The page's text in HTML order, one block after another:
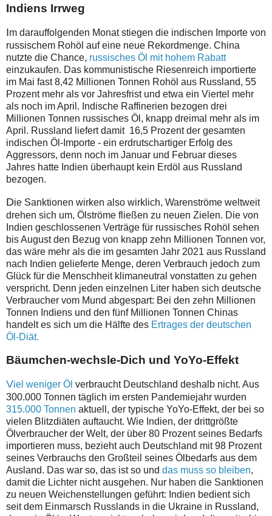
Indiens Irrweg
Im darauffolgenden Monat stiegen die indischen Importe von
russischem Rohöl auf eine neue Rekordmenge. China
nutzte die Chance, russisches Öl mit hohem Rabatt
einzukaufen. Das kommunistische Riesenreich importierte
im Mai fast 8,42 Millionen Tonnen Rohöl aus Russland, 55
Prozent mehr als vor Jahresfrist und etwa ein Viertel mehr
als noch im April. Indische Raffinerien bezogen drei
Millionen Tonnen russisches Öl, knapp dreimal mehr als im
April. Russland liefert damit 16,5 Prozent der gesamten
indischen Öl-Importe - ein erdrutschartiger Erfolg des
Aggressors, denn noch im Januar und Februar dieses
Jahres hatte Indien überhaupt kein Erdöl aus Russland
bezogen.
Die Sanktionen wirken also wirklich, Warenströme weltweit
drehen sich um, Ölströme fließen zu neuen Zielen. Die von
Indien geschlossenen Verträge für russisches Rohöl sehen
bis August den Bezug von knapp zehn Millionen Tonnen vor,
das wäre mehr als die im gesamten Jahr 2021 aus Russland
nach Indien gelieferte Menge, deren Verbrauch jedoch zum
Glück für die Menschheit klimaneutral vonstatten zu gehen
verspricht. Denn jeden einzelnen Liter haben sich deutsche
Verbraucher vom Mund abgespart: Bei den zehn Millionen
Tonnen Indiens und den fünf Millionen Tonnen Chinas
handelt es sich um die Hälfte des Ertrages der deutschen
Öl-Diät.
Bäumchen-wechsle-Dich und YoYo-Effekt
Viel weniger Öl verbraucht Deutschland deshalb nicht. Aus
300.000 Tonnen täglich im ersten Pandemiejahr wurden
315.000 Tonnen aktuell, der typische YoYo-Effekt, der bei so
vielen Blitzdiäten auftaucht. Wie Indien, der drittgrößte
Ölverbraucher der Welt, der über 80 Prozent seines Bedarfs
importieren muss, bezieht auch Deutschland mit 98 Prozent
seines Verbrauchs den Großteil seines Ölbedarfs aus dem
Ausland. Das war so, das ist so und das muss so bleiben,
damit die Lichter nicht ausgehen. Nur haben die Sanktionen
zu neuen Weichenstellungen geführt: Indien bedient sich
seit dem Einmarsch Russlands in die Ukraine in Russland,